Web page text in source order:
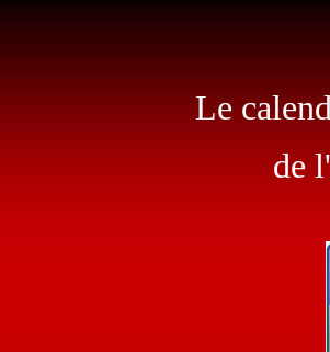
Le
de